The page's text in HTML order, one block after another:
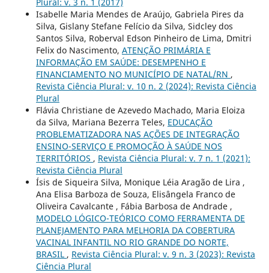
Isabelle Maria Mendes de Araújo, Gabriela Pires da
Silva, Gislany Stefane Felício da Silva, Sidcley dos
Santos Silva, Roberval Edson Pinheiro de Lima, Dmitri
Felix do Nascimento, ATENÇÃO PRIMÁRIA E
INFORMAÇÃO EM SAÚDE: DESEMPENHO E
FINANCIAMENTO NO MUNICÍPIO DE NATAL/RN ,
Revista Ciência Plural: v. 10 n. 2 (2024): Revista Ciência
Plural
Flávia Christiane de Azevedo Machado, Maria Eloiza
da Silva, Mariana Bezerra Teles, EDUCAÇÃO
PROBLEMATIZADORA NAS AÇÕES DE INTEGRAÇÃO
ENSINO-SERVIÇO E PROMOÇÃO À SAÚDE NOS
TERRITÓRIOS , Revista Ciência Plural: v. 7 n. 1 (2021):
Revista Ciência Plural
Ísis de Siqueira Silva, Monique Léia Aragão de Lira ,
Ana Elisa Barboza de Souza, Elisângela Franco de
Oliveira Cavalcante , Fábia Barbosa de Andrade ,
MODELO LÓGICO-TEÓRICO COMO FERRAMENTA DE
PLANEJAMENTO PARA MELHORIA DA COBERTURA
VACINAL INFANTIL NO RIO GRANDE DO NORTE,
BRASIL , Revista Ciência Plural: v. 9 n. 3 (2023): Revista
Ciência Plural